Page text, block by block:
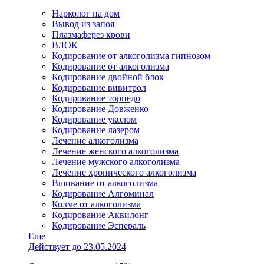
Нарколог на дом
Вывод из запоя
Плазмаферез крови
ВЛОК
Кодирование от алкоголизма гипнозом
Кодирование от алкоголизма
Кодирование двойной блок
Кодирование вивитрол
Кодирование торпедо
Кодирование Довженко
Кодирование уколом
Кодирование лазером
Лечение алкоголизма
Лечение женского алкоголизма
Лечение мужского алкоголизма
Лечение хронического алкоголизма
Вшивание от алкоголизма
Кодирование Алгоминал
Колме от алкоголизма
Кодирование Аквилонг
Кодирование Эспераль
Еще
Действует до 23.05.2024